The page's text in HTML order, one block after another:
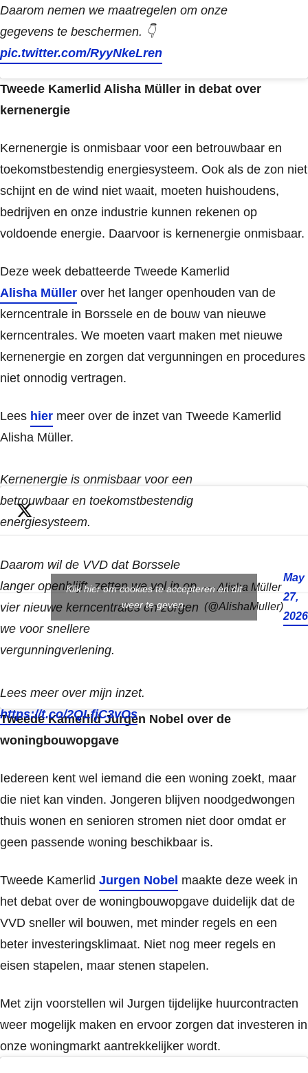
Daarom nemen we maatregelen om onze
gegevens te beschermen. 👇
pic.twitter.com/RyyNkeLren
Tweede Kamerlid Alisha Müller in debat over
kernenergie
Kernenergie is onmisbaar voor een betrouwbaar en
toekomstbestendig energiesysteem. Ook als de zon niet
schijnt en de wind niet waait, moeten huishoudens,
bedrijven en onze industrie kunnen rekenen op
voldoende energie. Daarvoor is kernenergie onmisbaar.
Deze week debatteerde Tweede Kamerlid
Alisha Müller over het langer openhouden van de
kerncentrale in Borssele en de bouw van nieuwe
kerncentrales. We moeten vaart maken met nieuwe
kernenergie en zorgen dat vergunningen en procedures
niet onnodig vertragen.
Lees hier meer over de inzet van Tweede Kamerlid
Alisha Müller.
Kernenergie is onmisbaar voor een
betrouwbaar en toekomstbestendig
energiesysteem.
Daarom wil de VVD dat Borssele
langer openblijft, zetten we vol in op
vier nieuwe kerncentrales en zorgen
we voor snellere
vergunningverlening.
Lees meer over mijn inzet.
https://t.co/2QLfjC3vOs
— Alisha Müller
(@AlishaMuller)
May
27,
2026
Klik hier om cookies te accepteren en dit
weer te geven.
Tweede Kamerlid Jurgen Nobel over de
woningbouwopgave
Iedereen kent wel iemand die een woning zoekt, maar
die niet kan vinden. Jongeren blijven noodgedwongen
thuis wonen en senioren stromen niet door omdat er
geen passende woning beschikbaar is.
Tweede Kamerlid Jurgen Nobel maakte deze week in
het debat over de woningbouwopgave duidelijk dat de
VVD sneller wil bouwen, met minder regels en een
beter investeringsklimaat. Niet nog meer regels en
eisen stapelen, maar stenen stapelen.
Met zijn voorstellen wil Jurgen tijdelijke huurcontracten
weer mogelijk maken en ervoor zorgen dat investeren in
onze woningmarkt aantrekkelijker wordt.